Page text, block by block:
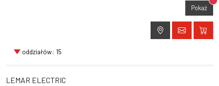
Pokaż
oddziałów: 15
LEMAR ELECTRIC